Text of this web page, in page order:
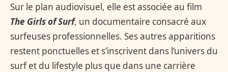
Sur le plan audiovisuel, elle est associée au film
The Girls of Surf, un documentaire consacré aux
surfeuses professionnelles. Ses autres apparitions
restent ponctuelles et s’inscrivent dans l’univers du
surf et du lifestyle plus que dans une carrière